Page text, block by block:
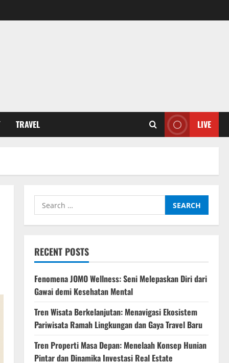
TRAVEL LIVE
Search
for:
RECENT POSTS
Fenomena JOMO Wellness: Seni Melepaskan Diri dari
Gawai demi Kesehatan Mental
Tren Wisata Berkelanjutan: Menavigasi Ekosistem
Pariwisata Ramah Lingkungan dan Gaya Travel Baru
Tren Properti Masa Depan: Menelaah Konsep Hunian
Pintar dan Dinamika Investasi Real Estate